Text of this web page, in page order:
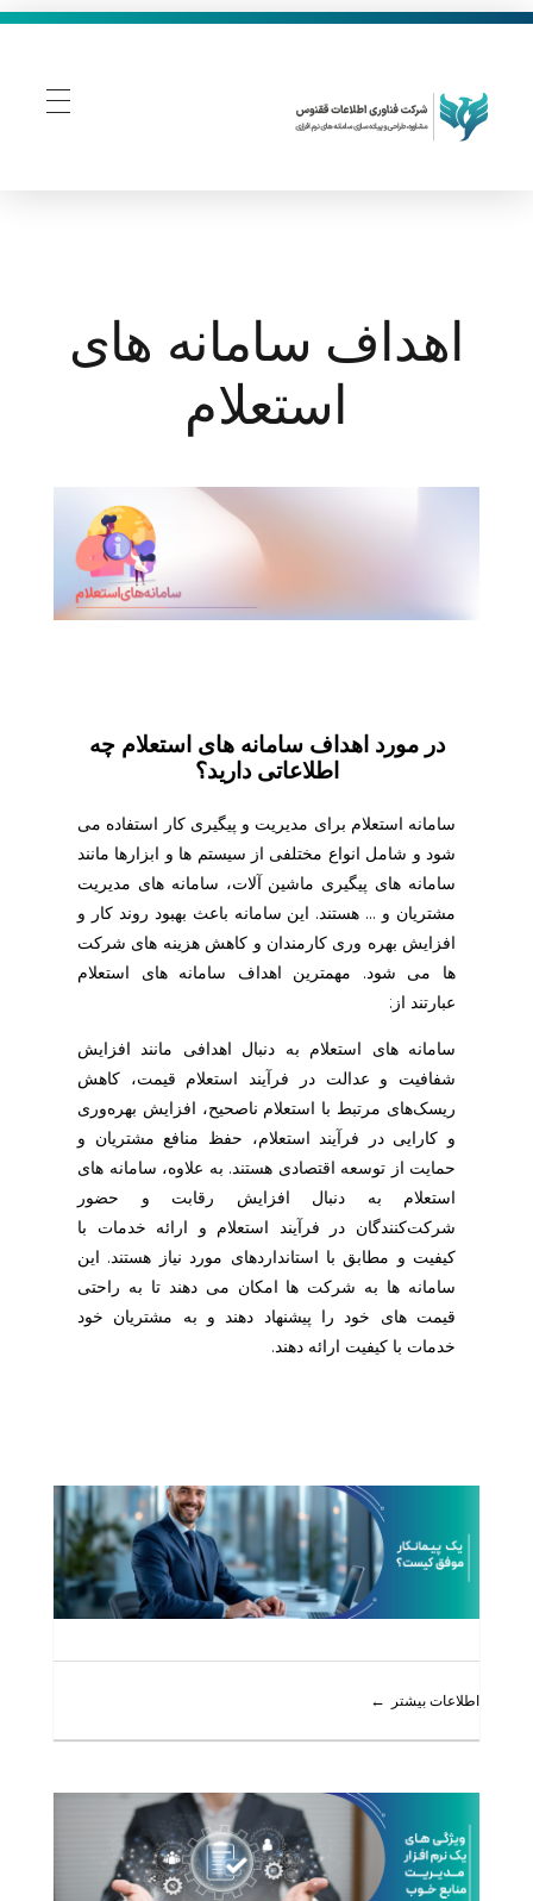
اهداف سامانه های
استعلام
در مورد اهداف سامانه های استعلام چه
اطلاعاتی دارید؟
سامانه استعلام برای مدیریت و پیگیری کار استفاده می
شود و شامل انواع مختلفی از سیستم ها و ابزارها مانند
سامانه های پیگیری ماشین آلات، سامانه های مدیریت
مشتریان و … هستند. این سامانه باعث بهبود روند کار و
افزایش بهره وری کارمندان و کاهش هزینه های شرکت
ها می شود. مهمترین اهداف سامانه های استعلام
عبارتند از:
سامانه های استعلام به دنبال اهدافی مانند افزایش
شفافیت و عدالت در فرآیند استعلام قیمت، کاهش
ریسک‌های مرتبط با استعلام ناصحیح، افزایش بهره‌وری
و کارایی در فرآیند استعلام، حفظ منافع مشتریان و
حمایت از توسعه اقتصادی هستند. به علاوه، سامانه های
استعلام به دنبال افزایش رقابت و حضور
شرکت‌کنندگان در فرآیند استعلام و ارائه خدمات با
کیفیت و مطابق با استانداردهای مورد نیاز هستند. این
سامانه ها به شرکت ها امکان می دهند تا به راحتی
قیمت های خود را پیشنهاد دهند و به مشتریان خود
خدمات با کیفیت ارائه دهند.
اطلاعات بیشتر